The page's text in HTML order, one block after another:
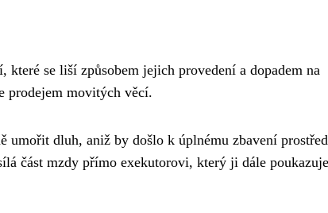
se liší způsobem jejich provedení a dopadem na
prodejem movitých věcí.
umořit dluh, aniž by došlo k úplnému zbavení
část mzdy přímo exekutorovi, který ji dále poukazuje